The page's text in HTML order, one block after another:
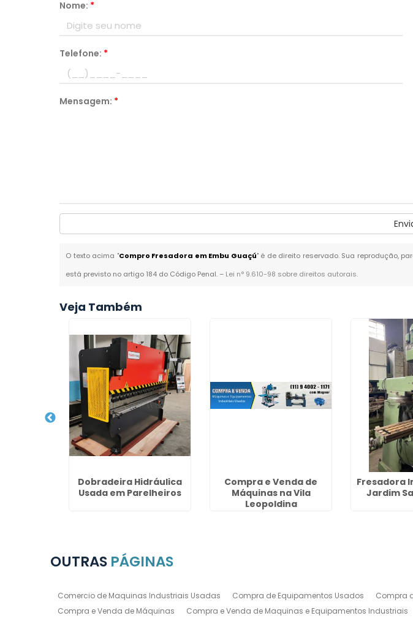
Nome: *
Telefone: *
Mensagem: *
O texto acima "Compro Fresadora em Embu Guaçú" é de direito reservado. Sua reprodução,
está previsto no artigo 184 do Código Penal. – Lei n° 9.610-98 sobre direitos autorais.
Veja Também
Dobradeira Hidráulica
Usada em Parelheiros
Compra e Venda de
Máquinas na Vila
Leopoldina
Fresadora
Jardim
OUTRAS PÁGINAS
Comercio de Maquinas Industriais Usadas Compra de Equipamentos Usados Compra
Compra e Venda de Máquinas
Compra e Venda de Maquinas e Equipamentos Industriais